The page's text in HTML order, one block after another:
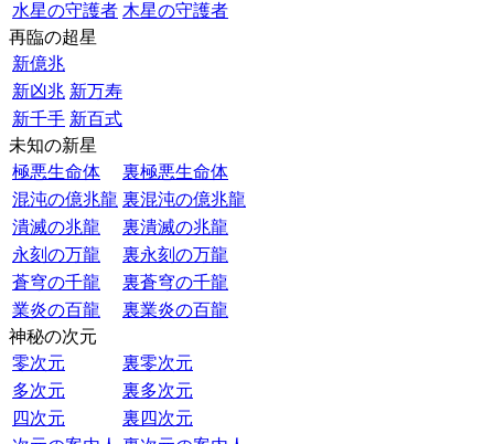
水星の守護者 木星の守護者
再臨の超星
新億兆
新凶兆 新万寿
新千手 新百式
未知の新星
極悪生命体
裏極悪生命体
混沌の億兆龍 裏混沌の億兆龍
潰滅の兆龍
裏潰滅の兆龍
永刻の万龍
裏永刻の万龍
蒼穹の千龍
裏蒼穹の千龍
業炎の百龍
裏業炎の百龍
神秘の次元
零次元
裏零次元
多次元
裏多次元
四次元
裏四次元